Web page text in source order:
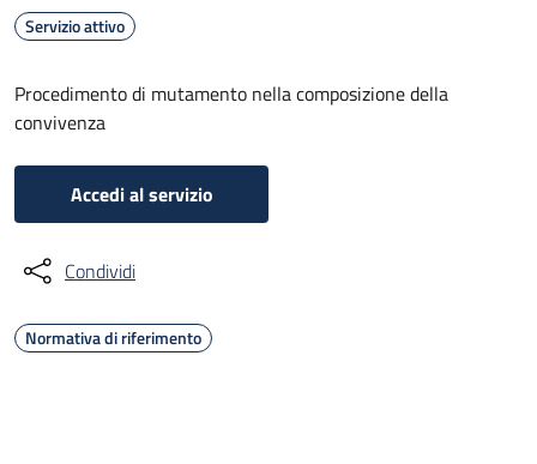
Servizio attivo
Procedimento di mutamento nella composizione della
convivenza
Accedi al servizio
Condividi
Normativa di riferimento